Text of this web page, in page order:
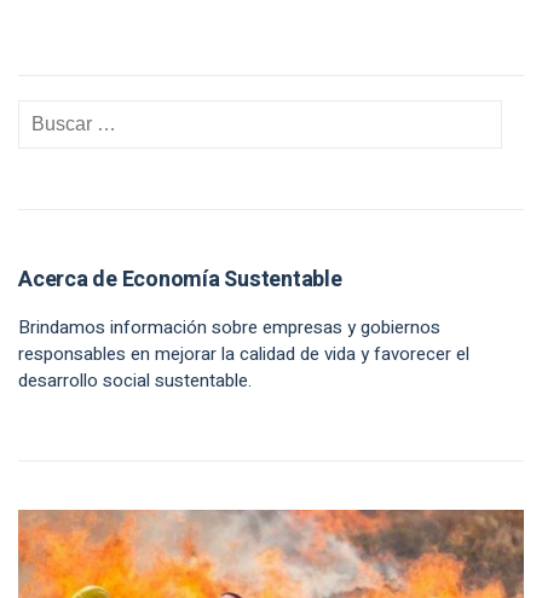
Acerca de Economía Sustentable
Brindamos información sobre empresas y gobiernos
responsables en mejorar la calidad de vida y favorecer el
desarrollo social sustentable.